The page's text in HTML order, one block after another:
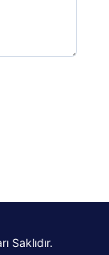
Saklıdır.